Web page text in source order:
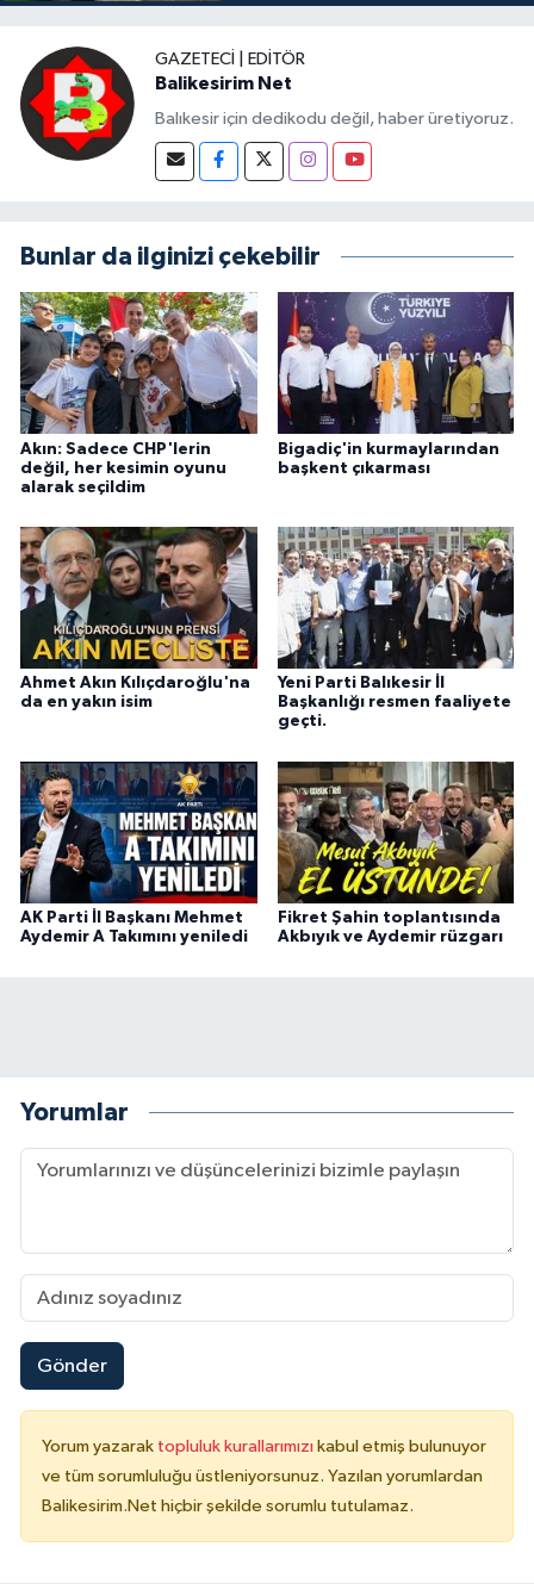
GAZETECI | EDITÖR
Balikesirim Net
Balıkesir için dedikodu değil, haber üretiyoruz.
Bunlar da ilginizi çekebilir
Akın: Sadece CHP'lerin
değil, her kesimin oyunu
alarak seçildim
Bigadiç'in kurmaylarından
başkent çıkarması
Ahmet Akın Kılıçdaroğlu'na
da en yakın isim
Yeni Parti Balıkesir İl
Başkanlığı resmen faaliyete
geçti.
AK Parti İl Başkanı Mehmet
Aydemir A Takımını yeniledi
Fikret Şahin toplantısında
Akbıyık ve Aydemir rüzgarı
Yorumlar
Gönder
Yorum yazarak topluluk kurallarımızı kabul etmiş bulunuyor
ve tüm sorumluluğu üstleniyorsunuz. Yazılan yorumlardan
Balikesirim.Net hiçbir şekilde sorumlu tutulamaz.